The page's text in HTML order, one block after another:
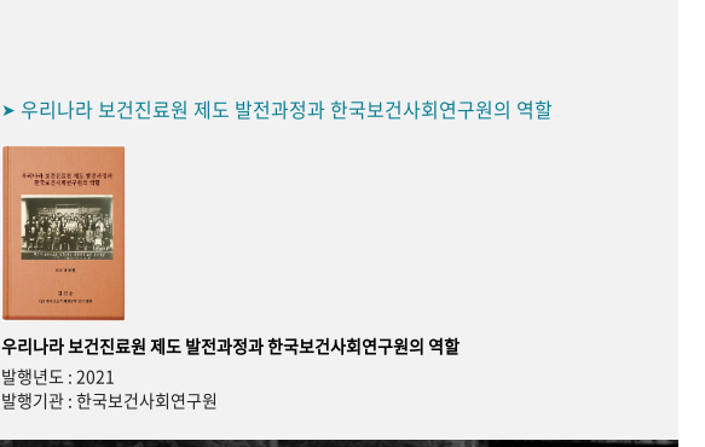
➤ 우리나라 보건진료원 제도 발전과정과 한국보건사회연구원의 역할
우리나라 보건진료원 제도 발전과정과 한국보건사회연구원의 역할
발행년도 : 2021
발행기관 : 한국보건사회연구원